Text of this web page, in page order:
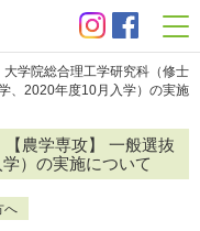
院総合理工学研究科（修士
、2020年度10月入学）の実施
農学専攻】 一般選抜
学）の実施について
へ